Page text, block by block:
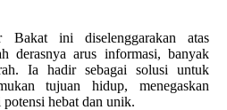
Bakat ini diselenggarakan atas
derasnya arus informasi, banyak
Ia hadir sebagai solusi untuk
tujuan hidup, menegaskan
hebat dan unik.